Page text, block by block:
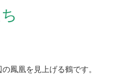
鳳凰を見上げる鶴です。